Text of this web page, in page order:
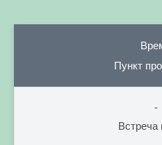
Пункт
-
Встреча